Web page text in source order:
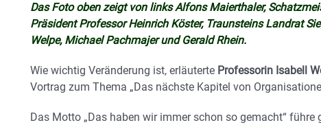
Das Foto oben zeigt von links Alfons Maierthaler,
Präsident Professor Heinrich Köster, Traunsteins Landrat
Welpe, Michael Pachmajer und Gerald Rhein.
Wie wichtig Veränderung ist, erläuterte Professorin Isabell
Vortrag zum Thema „Das nächste Kapitel von
Das Motto „Das haben wir immer schon so gemacht“ führe